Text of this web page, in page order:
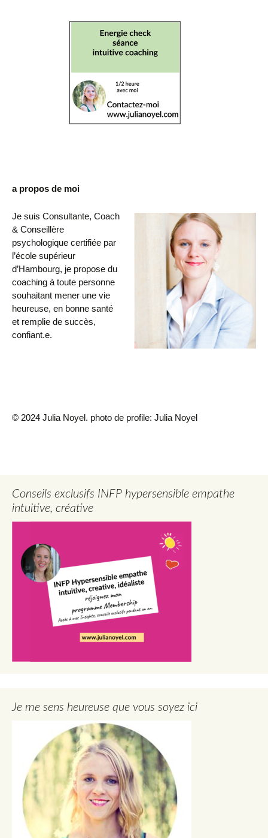
a propos de moi
Je suis Consultante, Coach
& Conseillère
psychologique certifiée par
l’école supérieur
d’Hambourg, je propose du
coaching à toute personne
souhaitant mener une vie
heureuse, en bonne santé
et remplie de succès,
confiant.e.
© 2024 Julia Noyel. photo de profile: Julia Noyel
Conseils exclusifs INFP hypersensible empathe
intuitive, créative
Je me sens heureuse que vous soyez ici